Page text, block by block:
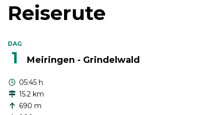
Reiserute
DAG
1 Meiringen - Grindelwald
05:45 h
15.2 km
690 m